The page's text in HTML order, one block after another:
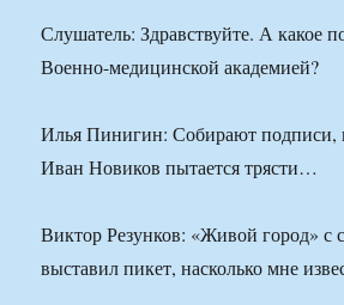
Слушатель: Здравствуйте. А какое
Военно-медицинской академией?
Илья Пинигин: Собирают подписи,
Иван Новиков пытается трясти…
Виктор Резунков: «Живой город» с
выставил пикет, насколько мне